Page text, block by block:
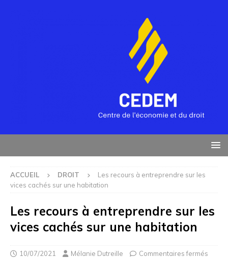
ACCUEIL DROIT
Les recours à entreprendre sur les
vices cachés sur une habitation
Les recours à entreprendre sur les
vices cachés sur une habitation
10/07/2021 Mélanie Dutreille Commentaires fermés